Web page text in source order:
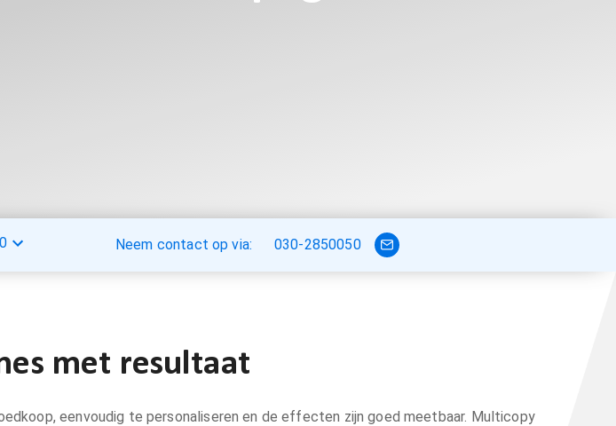
Neem contact op via: 030-2850050
met resultaat
eenvoudig te personaliseren en de effecten zijn goed meetbaar. Multicopy